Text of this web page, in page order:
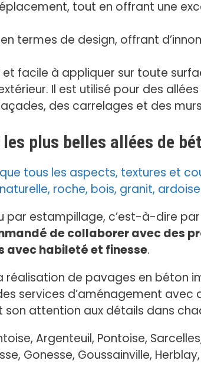
tout en offrant une
termes de design, offrant
facile à appliquer sur toute
Il est utilisé pour des
des carrelages et des
plus belles allées de
tous les aspects, textures et
roche, bois, granit, ardoise
estampillage, c’est-à-dire par
de collaborer avec des
avec habileté et finesse.
la réalisation de pavages en
des services d’aménagement
son attention aux détails dans
Argenteuil, Pontoise,
Gonesse, Goussainville,